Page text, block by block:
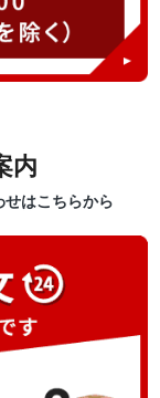
内
はこちらから